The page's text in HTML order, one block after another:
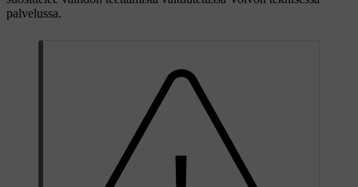
palvelussa.